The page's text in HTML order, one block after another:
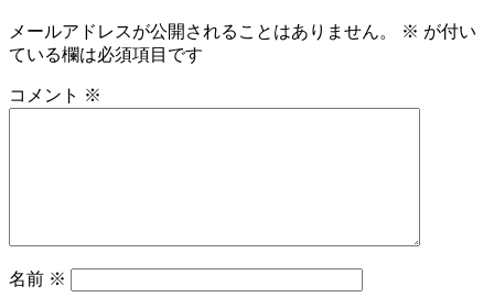
メールアドレスが公開されることはありません。 ※ が付い
ている欄は必須項目です
コメント ※
名前 ※